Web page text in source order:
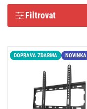
Filtrovat
DOPRAVA ZDARMA NOVINKA